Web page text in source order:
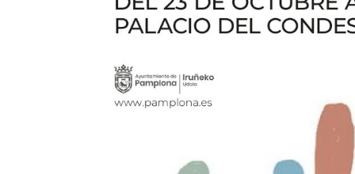
Desarrollo